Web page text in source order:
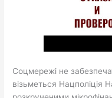
Соцмережі не
візьметься Нацполіція